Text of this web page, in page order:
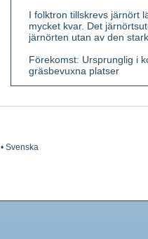
I folktron tillskrevs järnört
mycket kvar. Det
järnörten utan av den
Förekomst: Ursprunglig i
gräsbevuxna platser
blombärande skotten
förgrenad. Smak bitter.
• Svenska